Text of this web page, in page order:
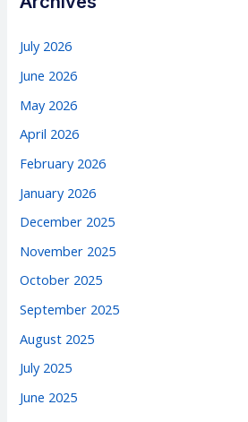
July 2026
June 2026
May 2026
April 2026
February 2026
January 2026
December 2025
November 2025
October 2025
September 2025
August 2025
July 2025
June 2025